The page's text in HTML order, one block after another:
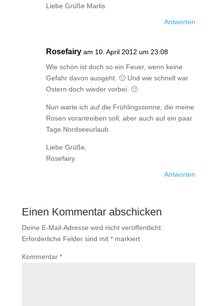
Liebe Grüße Marlis
Antworten
Rosefairy am 10. April 2012 um 23:08
Wie schön ist doch so ein Feuer, wenn keine
Gefahr davon ausgeht. 🙂 Und wie schnell war
Ostern doch wieder vorbei. 🙁
Nun warte ich auf die Frühlingssonne, die meine
Rosen vorantreiben soll, aber auch auf ein paar
Tage Nordseeurlaub.
Liebe Grüße,
Rosefairy
Antworten
Einen Kommentar abschicken
Deine E-Mail-Adresse wird nicht veröffentlicht.
Erforderliche Felder sind mit *markiert
Kommentar *